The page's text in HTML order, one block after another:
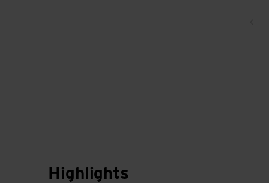
Highlights